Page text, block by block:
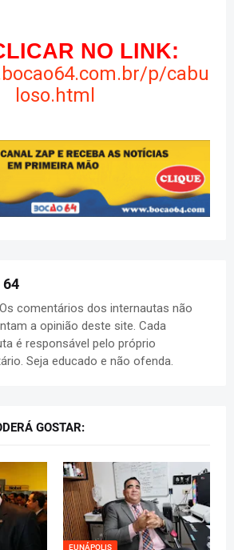
NO LINK:
p/cabu
loso.html
64
comentários dos internautas não
a opinião deste site. Cada
é responsável pelo próprio
Seja educado e não ofenda.
GOSTAR:
EUNÁPOLIS